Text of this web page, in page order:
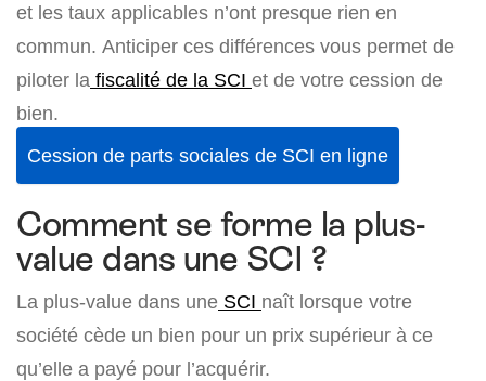
et les taux applicables n’ont presque rien en
commun. Anticiper ces différences vous permet de
piloter la fiscalité de la SCI et de votre cession de
bien.
Cession de parts sociales de SCI en ligne
Comment se forme la plus-
value dans une SCI ?
La plus-value dans une SCI naît lorsque votre
société cède un bien pour un prix supérieur à ce
qu’elle a payé pour l’acquérir.